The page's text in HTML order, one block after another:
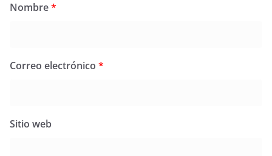
Nombre*
Correo electrónico *
Sitio web